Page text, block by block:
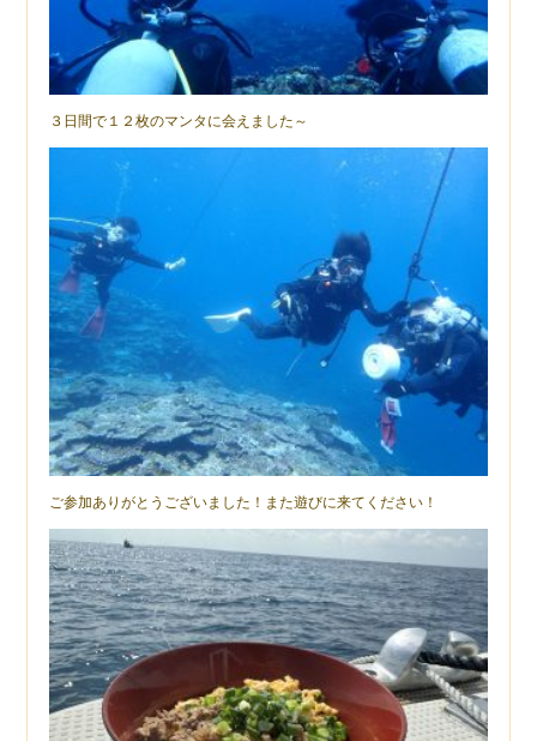
３日間で１２枚のマンタに会えました～
ご参加ありがとうございました！また遊びに来てください！